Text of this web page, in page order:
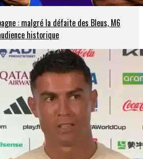
: malgré la défaite des Bleus, M6
historique